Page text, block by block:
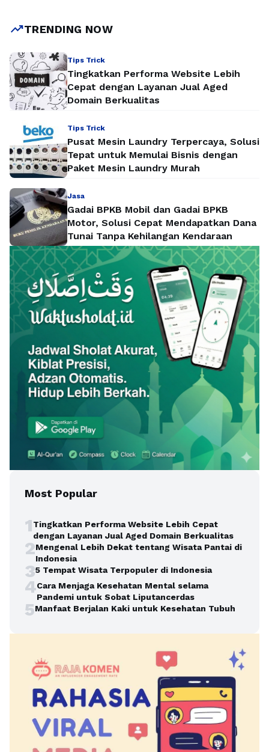
trending_upTRENDING NOW
Tips Trick
Tingkatkan Performa Website Lebih
Cepat dengan Layanan Jual Aged
Domain Berkualitas
Tips Trick
Pusat Mesin Laundry Terpercaya, Solusi
Tepat untuk Memulai Bisnis dengan
Paket Mesin Laundry Murah
Jasa
Gadai BPKB Mobil dan Gadai BPKB
Motor, Solusi Cepat Mendapatkan Dana
Tunai Tanpa Kehilangan Kendaraan
Most Popular
1Tingkatkan Performa Website Lebih Cepat
dengan Layanan Jual Aged Domain Berkualitas
2Mengenal Lebih Dekat tentang Wisata Pantai di
Indonesia
35 Tempat Wisata Terpopuler di Indonesia
4Cara Menjaga Kesehatan Mental selama
Pandemi untuk Sobat Liputancerdas
5Manfaat Berjalan Kaki untuk Kesehatan Tubuh